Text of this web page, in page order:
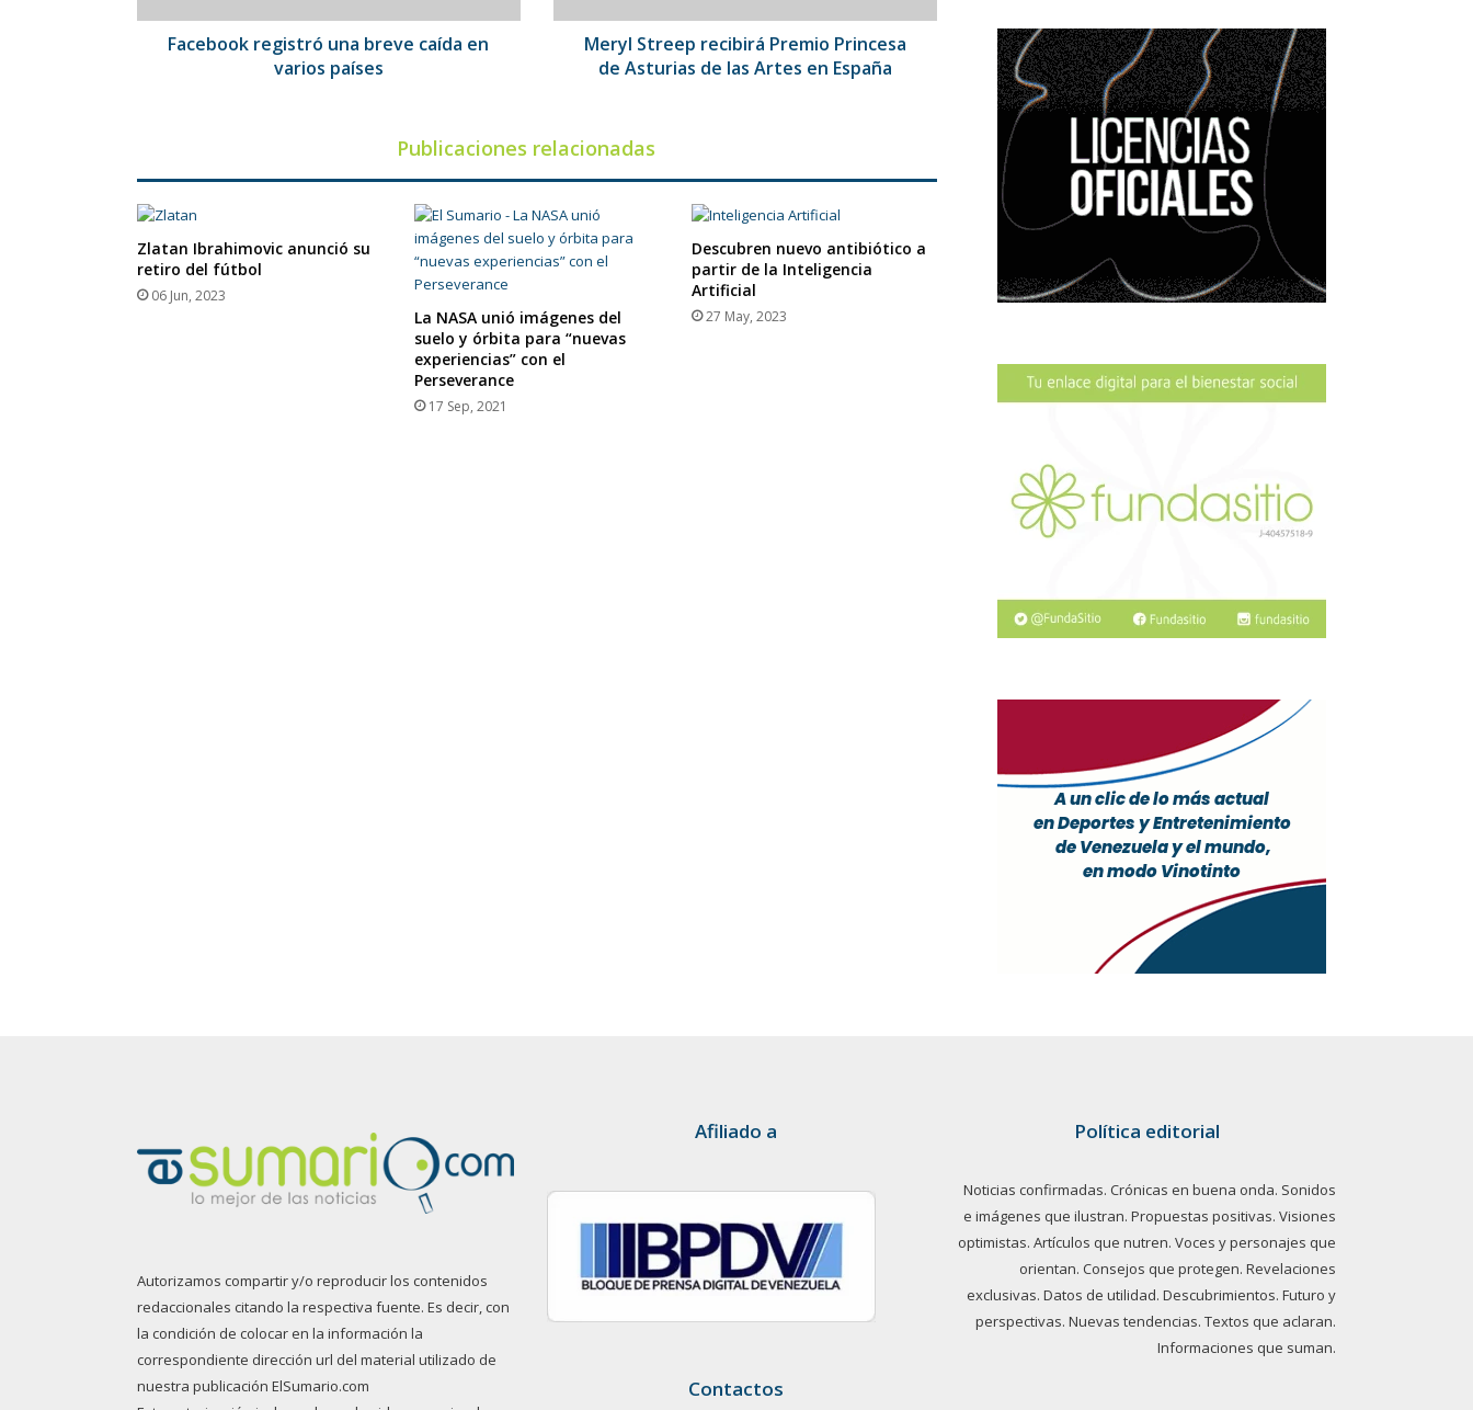
Facebook registró una breve caída en
varios países
las
ArtesMeryl Streep recibirá Premio Princesa
de Asturias de las Artes en España
Publicaciones relacionadas
Zlatan Ibrahimovic anunció su
retiro del fútbol
06 Jun, 2023
La NASA unió imágenes del
suelo y órbita para “nuevas
experiencias” con el
Perseverance
17 Sep, 2021
Descubren nuevo antibiótico a
partir de la Inteligencia
Artificial
27 May, 2023
Autorizamos compartir y/o reproducir los contenidos
redaccionales citando la respectiva fuente. Es decir, con
la condición de colocar en la información la
correspondiente dirección url del material utilizado de
nuestra publicación ElSumario.com
Afiliado a
Contactos
Política editorial
Noticias confirmadas. Crónicas en buena onda. Sonidos
e imágenes que ilustran. Propuestas positivas. Visiones
optimistas. Artículos que nutren. Voces y personajes que
orientan. Consejos que protegen. Revelaciones
exclusivas. Datos de utilidad. Descubrimientos. Futuro y
perspectivas. Nuevas tendencias. Textos que aclaran.
Informaciones que suman.